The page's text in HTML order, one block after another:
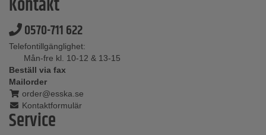
Kontakt
0570-711 622
Telefontillgänglighet:
Mån-fre kl. 10-12 & 13-15
Beställ via fax
Mailorder
order@esska.se
Kontaktformulär
Service